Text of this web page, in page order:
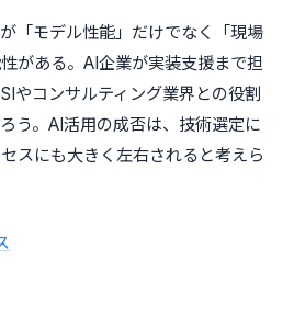
「モデル性能」だけでなく「現場
がある。AI企業が実装支援まで担
やコンサルティング業界との役割
う。AI活用の成否は、技術選定に
スにも大きく左右されると考えら